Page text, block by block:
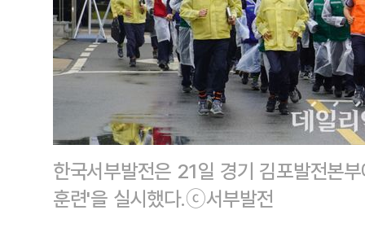
한국서부발전은 21일 경기 김포발전본
훈련'을 실시했다.ⓒ서부발전